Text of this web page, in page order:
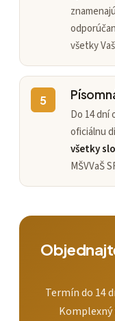
všetky
5
Do 14
oficiálnu
všetky
MŠVVaŠ
Termín do 14